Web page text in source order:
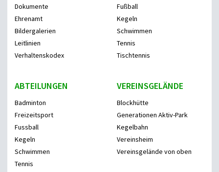
Dokumente
Ehrenamt
Bildergalerien
Leitlinien
Verhaltenskodex
Fußball
Kegeln
Schwimmen
Tennis
Tischtennis
ABTEILUNGEN
Badminton
Freizeitsport
Fussball
Kegeln
Schwimmen
Tennis
VEREINSGELÄNDE
Blockhütte
Generationen Aktiv-Park
Kegelbahn
Vereinsheim
Vereinsgelände von oben